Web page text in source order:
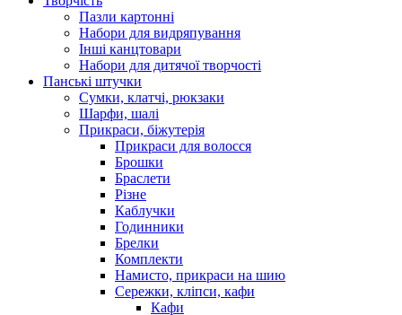
Пазли картонні
Набори для видряпування
Інші канцтовари
Набори для дитячої творчості
Панські штучки
Сумки, клатчі, рюкзаки
Шарфи, шалі
Прикраси, біжутерія
Прикраси для волосся
Брошки
Браслети
Різне
Каблучки
Годинники
Брелки
Комплекти
Намисто, прикраси на шию
Сережки, кліпси, кафи
Кафи